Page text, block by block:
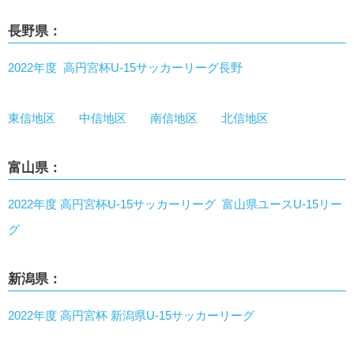
長野県：
2022年度 高円宮杯U-15サッカーリーグ長野
東信地区 中信地区 南信地区 北信地区
富山県：
2022年度 高円宮杯U-15サッカーリーグ 富山県ユースU-15リー
グ
新潟県：
2022年度 高円宮杯 新潟県U-15サッカーリーグ